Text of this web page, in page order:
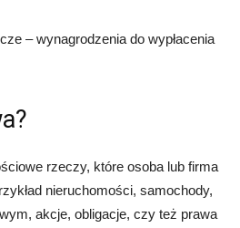
– wynagrodzenia do wypłacenia
rzeczy, które osoba lub firma
nieruchomości, samochody,
akcje, obligacje, czy też prawa